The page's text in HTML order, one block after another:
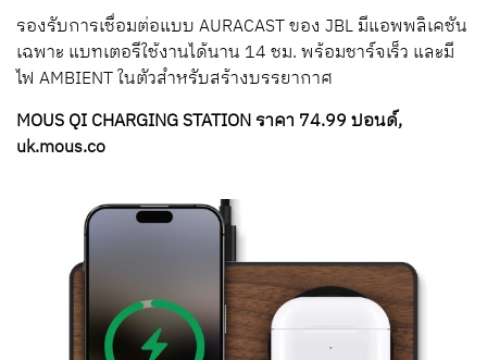
รองรับการเชื่อมต่อแบบ AURACAST ของ JBL มีแอพพลิเคชัน
เฉพาะ แบทเตอรีใช้งานได้นาน 14 ชม. พร้อมชาร์จเร็ว และมี
ไฟ AMBIENT ในตัวสำหรับสร้างบรรยากาศ
MOUS QI CHARGING STATION ราคา 74.99 ปอนด์,
uk.mous.co